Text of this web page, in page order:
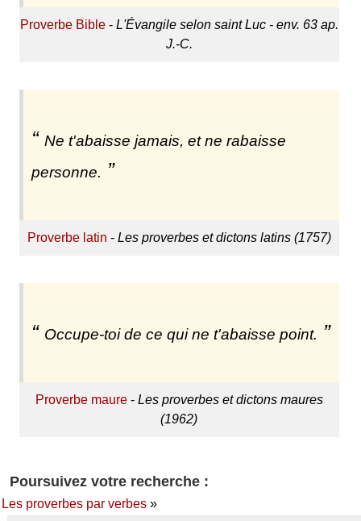
Proverbe Bible- L'Évangile selon saint Luc - env. 63 ap.
J.-C.
Ne t'abaisse jamais, et ne rabaisse
personne.
Proverbe latin - Les proverbes et dictons latins (1757)
Occupe-toi de ce qui ne t'abaisse point.
Proverbe maure- Les proverbes et dictons maures
(1962)
Poursuivez votre recherche :
Les proverbes par verbes»